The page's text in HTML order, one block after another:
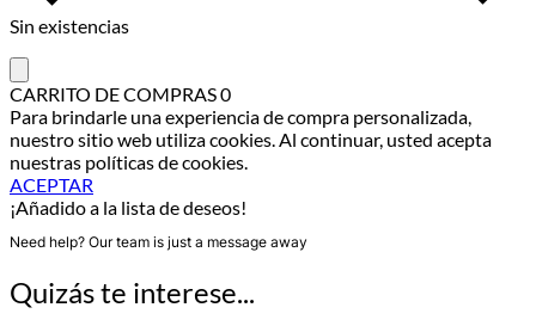
Sin existencias
CARRITO DE COMPRAS0
Para brindarle una experiencia de compra personalizada,
nuestro sitio web utiliza cookies. Al continuar, usted acepta
nuestras políticas de cookies.
ACEPTAR
¡Añadido a la lista de deseos!
Need help? Our team is just a message away
Quizás te interese...